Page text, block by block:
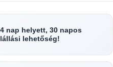
nap helyett, 30 napos
lehetőség!